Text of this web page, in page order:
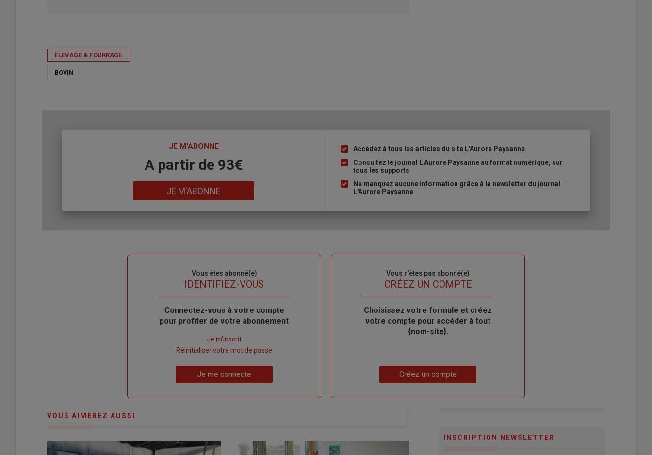
ÉLEVAGE & FOURRAGE
BOVIN
JE M'ABONNE
A partir de 93€
JE M'ABONNE
Liste
à
puce
Accédez à tous les articles du site L'Aurore Paysanne
Consultez le journal L'Aurore Paysanne au format numérique, sur
tous les supports
Ne manquez aucune information grâce à la newsletter du journal
L'Aurore Paysanne
Vous êtes abonné(e)
IDENTIFIEZ-VOUS
Body
Connectez-vous à votre compte
pour profiter de votre abonnement
compte"
Je m'inscrit
Réinitialiser votre mot de passe
Je me connecte
Vous n'êtes pas abonné(e)
TITRECRÉEZ UN COMPTE
Body
Choisissez votre formule et créez
votre compte pour accéder à tout
{nom-site}.
Créez un compte
VOUS AIMEREZ AUSSI
INSCRIPTION NEWSLETTER